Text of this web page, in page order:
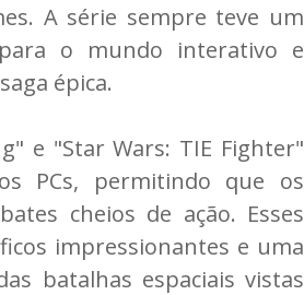
A série sempre teve um
o mundo interativo e
épica.
e "Star Wars: TIE Fighter"
PCs, permitindo que os
cheios de ação. Esses
impressionantes e uma
batalhas espaciais vistas